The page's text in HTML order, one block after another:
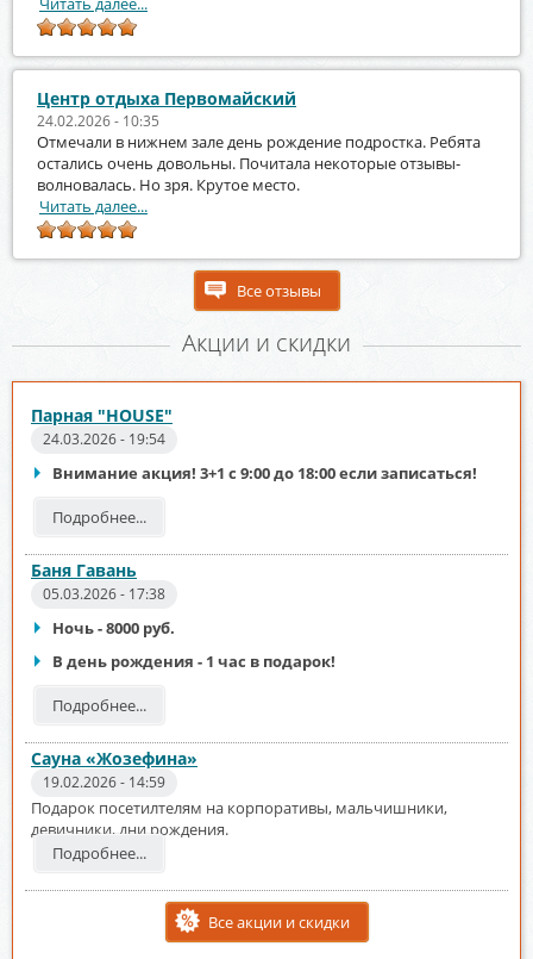
Центр отдыха Первомайский
24.02.2026 - 10:35
Отмечали в нижнем зале день рождение подростка. Ребята
остались очень довольны. Почитала некоторые отзывы-
волновалась. Но зря. Крутое место.
Читать далее...
Все отзывы
Акции и скидки
Парная "HOUSE"
24.03.2026 - 19:54
Внимание акция! 3+1 с 9:00 до 18:00 если записаться!
Подробнее...
Баня Гавань
05.03.2026 - 17:38
Ночь - 8000 руб.
В день рождения - 1 час в подарок!
Подробнее...
Сауна «Жозефина»
19.02.2026 - 14:59
Подарок посетилтелям на корпоративы, мальчишники,
девичники, дни рождения.
Подробнее...
Все акции и скидки